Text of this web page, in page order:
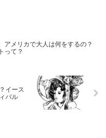
アメリカで大人は何をするの？
って？
イース
バル